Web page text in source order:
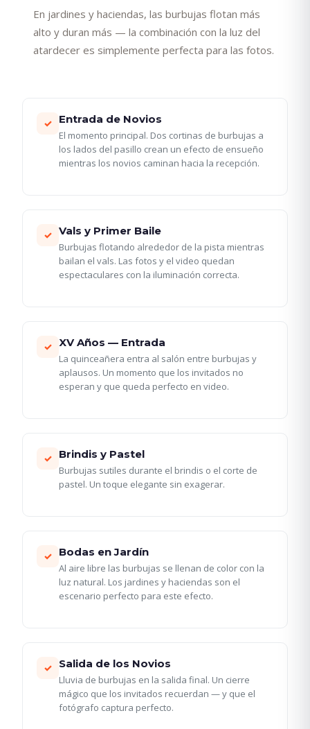
En jardines y haciendas, las burbujas flotan más
alto y duran más — la combinación con la luz del
atardecer es simplemente perfecta para las fotos.
✓ Entrada de Novios
El momento principal. Dos cortinas de burbujas a
los lados del pasillo crean un efecto de ensueño
mientras los novios caminan hacia la recepción.
✓ Vals y Primer Baile
Burbujas flotando alrededor de la pista mientras
bailan el vals. Las fotos y el video quedan
espectaculares con la iluminación correcta.
✓ XV Años — Entrada
La quinceañera entra al salón entre burbujas y
aplausos. Un momento que los invitados no
esperan y que queda perfecto en video.
✓ Brindis y Pastel
Burbujas sutiles durante el brindis o el corte de
pastel. Un toque elegante sin exagerar.
✓ Bodas en Jardín
Al aire libre las burbujas se llenan de color con la
luz natural. Los jardines y haciendas son el
escenario perfecto para este efecto.
✓ Salida de los Novios
Lluvia de burbujas en la salida final. Un cierre
mágico que los invitados recuerdan — y que el
fotógrafo captura perfecto.